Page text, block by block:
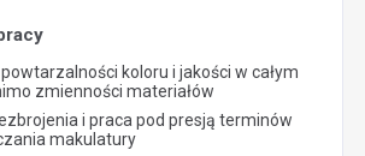
koloru i jakości w całym
zmienności materiałów
i praca pod presją terminów
makulatury